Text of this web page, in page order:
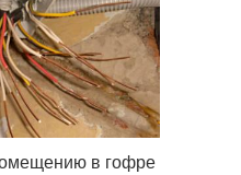
в гофре